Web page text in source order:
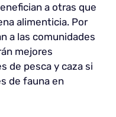
a otras que
alimenticia. Por
a las comunidades
mejores
de pesca y caza si
de fauna en